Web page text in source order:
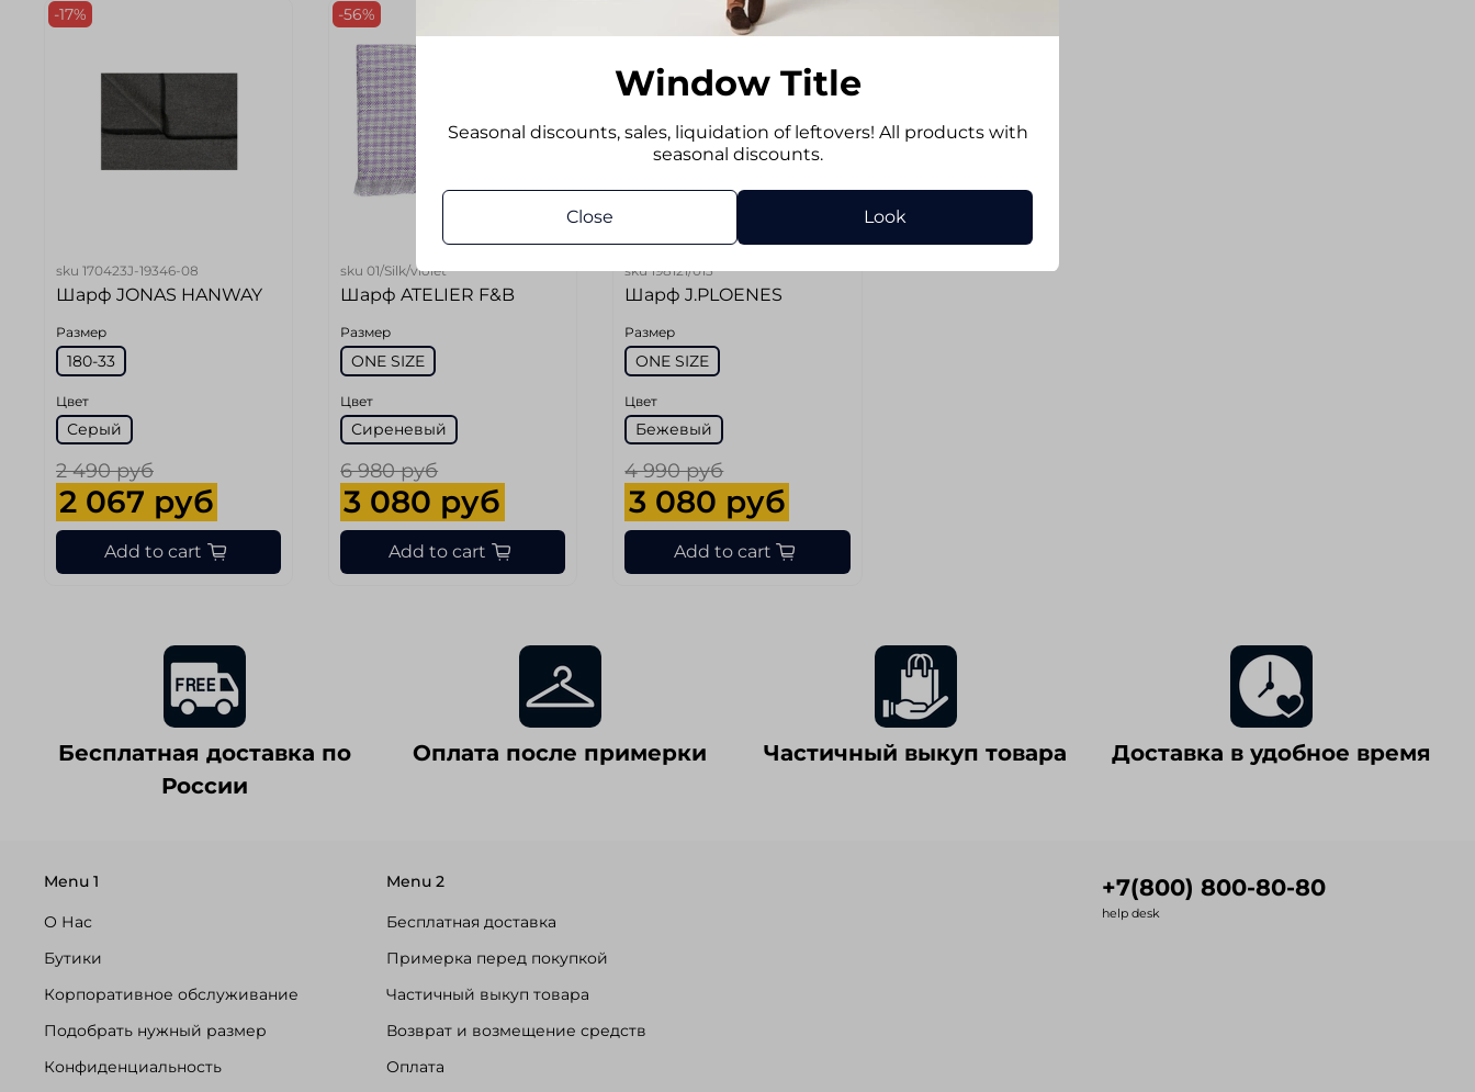
-17%
sku 170423J-19346-08
Шарф JONAS HANWAY
Размер
180-33
Цвет
Серый
2 490 руб
2 067 руб
Add to cart
-56%
sku01/Silk/violet
Шарф ATELIER F&B
Размер
ONE SIZE
Цвет
Сиреневый
6 980 руб
3 080 руб
Add to cart
sku198121/013
Шарф J.PLOENES
Размер
ONE SIZE
Цвет
Бежевый
4 990 руб
3 080 руб
Add to cart
Бесплатная доставка по
России
Оплата после примерки Частичный выкуп товара Доставка в удобное время
Menu 1
О Нас
Бутики
Корпоративное обслуживание
Подобрать нужный размер
Конфиденциальность
Menu 2
Бесплатная доставка
Примерка перед покупкой
Частичный выкуп товара
Возврат и возмещение средств
Оплата
+7(800) 800-80-80
help desk
Window Title
Seasonal discounts, sales, liquidation of leftovers! All products with
seasonal discounts.
Close Look